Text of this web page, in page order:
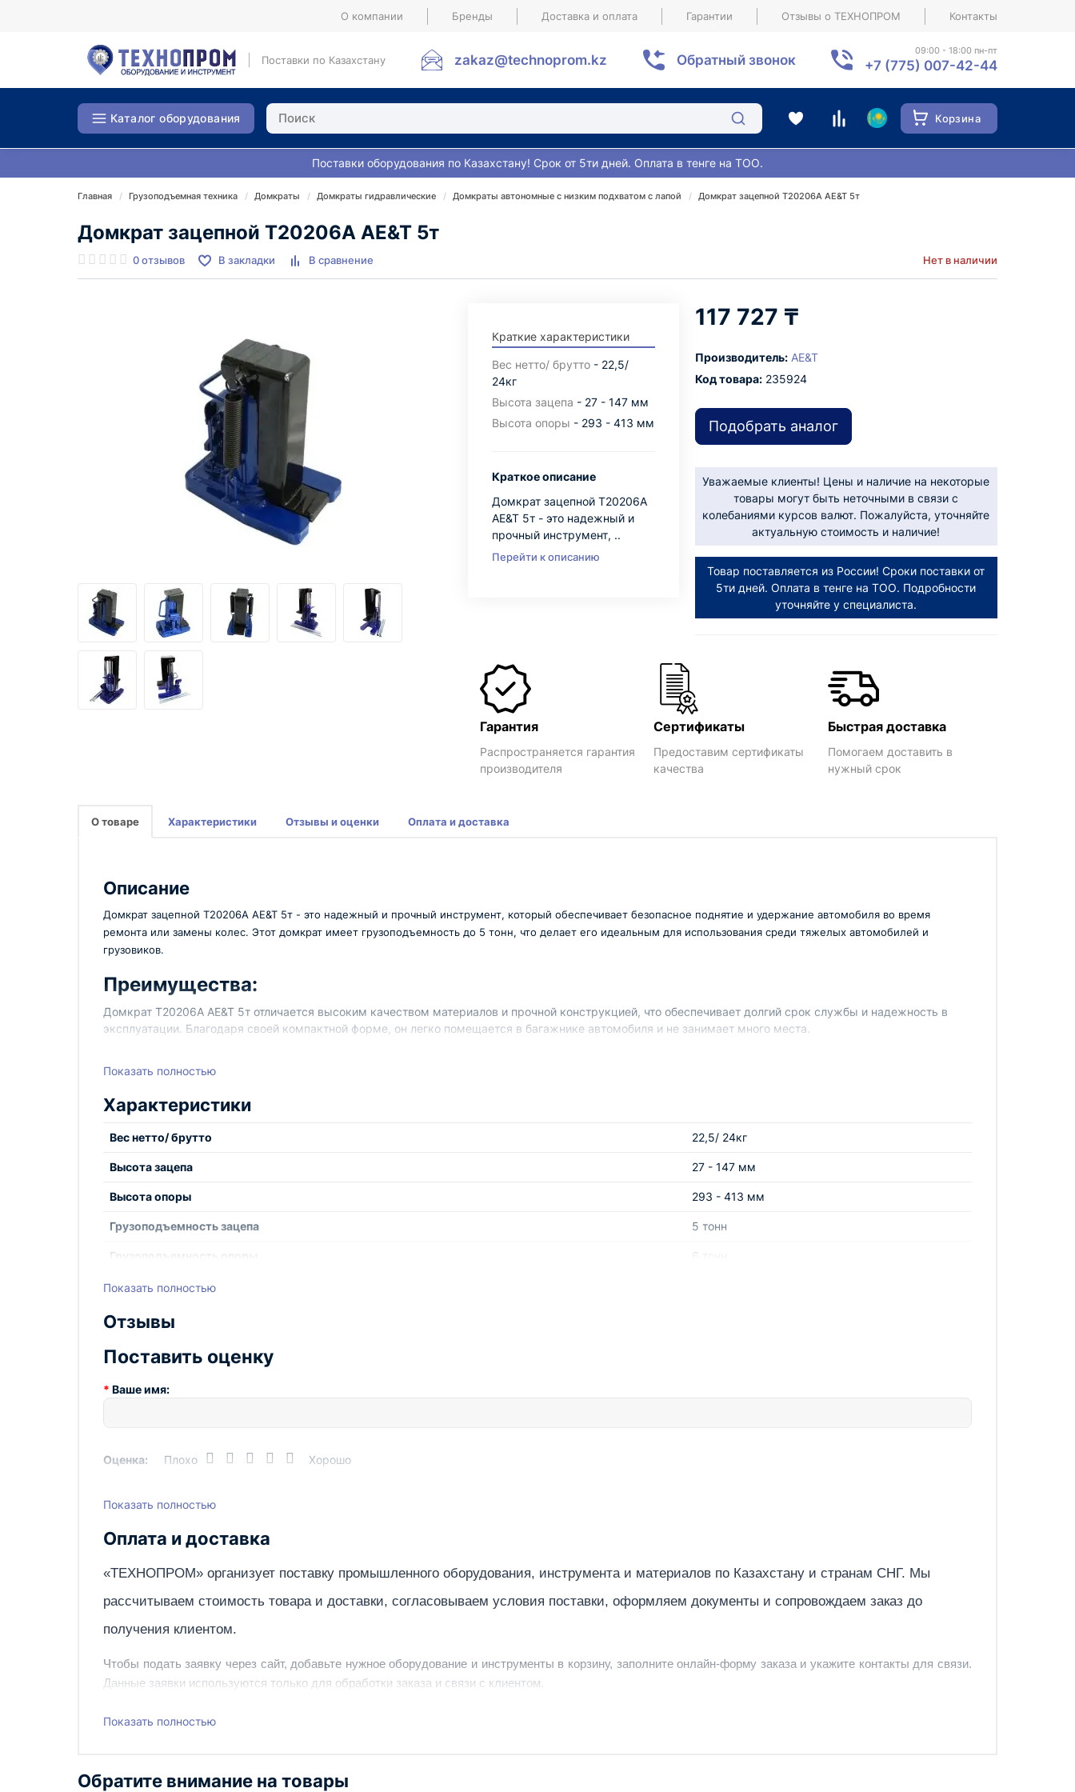
О компании Бренды Доставка и оплата Гарантии Отзывы о ТЕХНОПРОМ Контакты
Поставки по Казахстану zakaz@technoprom.kz Обратный звонок
09:00 - 18:00 пн-пт
+7 (775) 007-42-44
Каталог оборудования Корзина
Поставки оборудования по Казахстану! Срок от 5ти дней. Оплата в тенге на ТОО.
Главная Грузоподъемная техника Домкраты Домкраты гидравлические Домкраты автономные с низким подхватом с лапой Домкрат зацепной T20206A AE&T 5т
Домкрат зацепной T20206A AE&T 5т
0 отзывов В закладки В сравнение Нет в наличии
Краткие характеристики
Вес нетто/ брутто- 22,5/
24кг
Высота зацепа - 27 - 147 мм
Высота опоры - 293 - 413 мм
Краткое описание
Домкрат зацепной T20206A
AE&T 5т - это надежный и
прочный инструмент, ..
Перейти к описанию
117 727 ₸
Производитель: AE&T
Код товара:235924
Подобрать аналог
Уважаемые клиенты! Цены и наличие на некоторые
товары могут быть неточными в связи с
колебаниями курсов валют. Пожалуйста, уточняйте
актуальную стоимость и наличие!
Товар поставляется из России! Сроки поставки от
5ти дней. Оплата в тенге на ТОО. Подробности
уточняйте у специалиста.
Гарантия
Распространяется гарантия
производителя
Сертификаты
Предоставим сертификаты
качества
Быстрая доставка
Помогаем доставить в
нужный срок
О товаре Характеристики Отзывы и оценки Оплата и доставка
Описание
Домкрат зацепной T20206A AE&T 5т - это надежный и прочный инструмент, который обеспечивает безопасное поднятие и удержание автомобиля во время
ремонта или замены колес. Этот домкрат имеет грузоподъемность до 5 тонн, что делает его идеальным для использования среди тяжелых автомобилей и
грузовиков.
Преимущества:
Домкрат T20206A AE&T 5т отличается высоким качеством материалов и прочной конструкцией, что обеспечивает долгий срок службы и надежность в
эксплуатации. Благодаря своей компактной форме, он легко помещается в багажнике автомобиля и не занимает много места.
Надежная и прочная конструкция
Идеально подходит для тяжелых автомобилей и грузовиков
для заказа на сайте Технопром, где вы можете приобрести его по выгодной цене. Необходимый инструмент для любого автолюбителя и профессионала в
области авторемонта.
Показать полностью
Характеристики
Вес нетто/ брутто 22,5/ 24кг
Высота зацепа 27 - 147 мм
Высота опоры 293 - 413 мм
Грузоподъемность зацепа 5 тонн
Грузоподъемность опоры 6 тонн
Размер зацепа
Размер опоры
Показать полностью
Отзывы
Поставить оценку
Ваше имя:
Оценка: Плохо Хорошо
Написать отзыв
Показать полностью
Оплата и доставка
«ТЕХНОПРОМ» организует поставку промышленного оборудования, инструмента и материалов по Казахстану и странам СНГ. Мы
рассчитываем стоимость товара и доставки, согласовываем условия поставки, оформляем документы и сопровождаем заказ до
получения клиентом.
Чтобы подать заявку через сайт, добавьте нужное оборудование и инструменты в корзину, заполните онлайн-форму заказа и укажите контакты для связи.
Данные заявки используются только для обработки заказа и связи с клиентом.
Наш сотрудник свяжется с вами, чтобы подтвердить заявку, уточнить детали, рассчитать стоимость поставки и предложить удобный вариант доставки.
Показать полностью
Обратите внимание на товары